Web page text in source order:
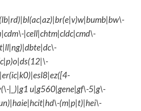
|cell|chtm|cldc|cmd\-
|_)|g1 u|g560|gene|gf\-5|g\-
(m|p|t)|hei\-